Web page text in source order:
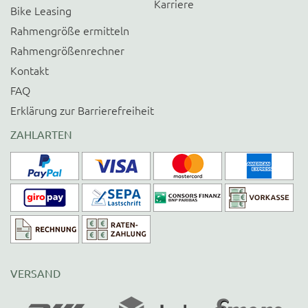
Bike Leasing
Rahmengröße ermitteln
Rahmengrößenrechner
Kontakt
FAQ
Erklärung zur Barrierefreiheit
Karriere
ZAHLARTEN
VERSAND